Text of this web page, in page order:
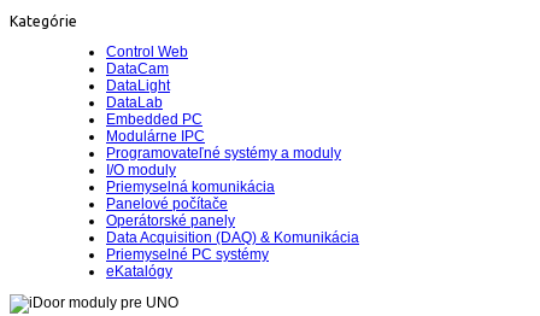
Kategórie
Control Web
DataCam
DataLight
DataLab
Embedded PC
Modulárne IPC
Programovateľné systémy a moduly
I/O moduly
Priemyselná komunikácia
Panelové počítače
Operátorské panely
Data Acquisition (DAQ) & Komunikácia
Priemyselné PC systémy
eKatalógy